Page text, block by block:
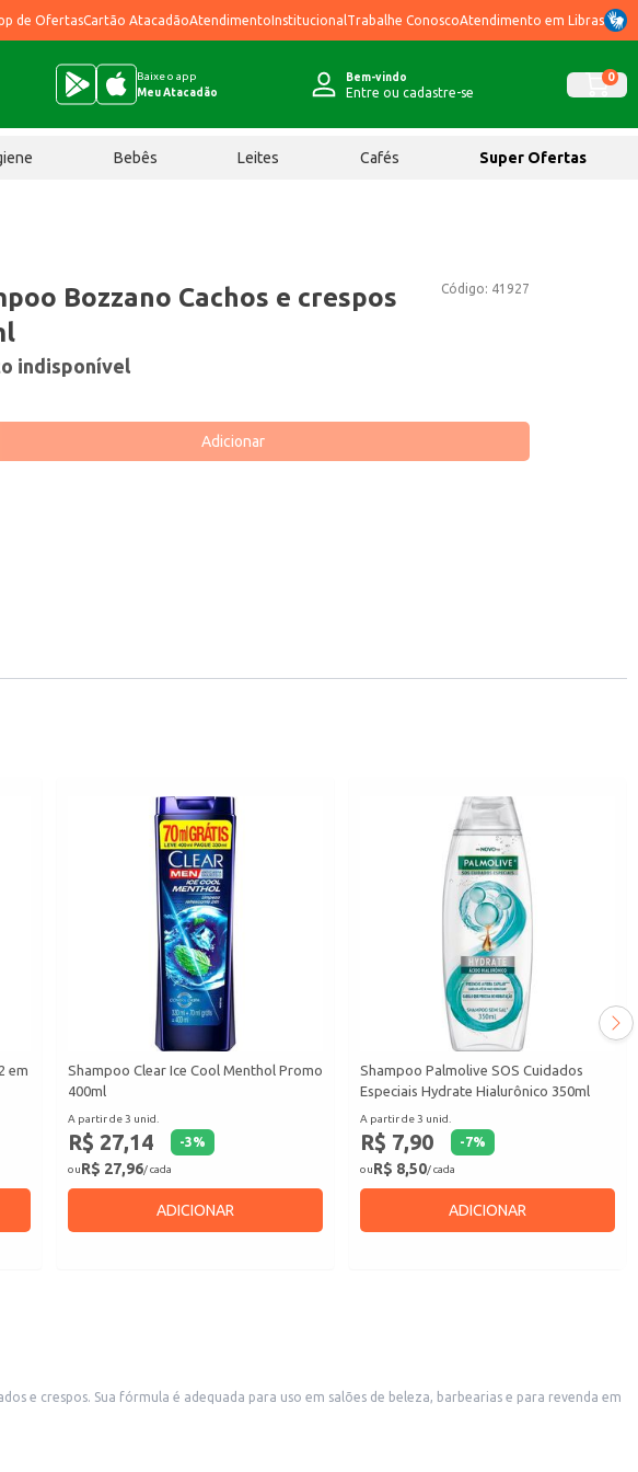
de OfertasCartão AtacadãoAtendimentoInstitucional Trabalhe ConoscoAtendimento em Libras
Baixe o app
Meu Atacadão
Bem-vindo
Entre ou cadastre-se
0
Bebês Leites Cafés Super Ofertas
Código: 41927
Bozzano Cachos e crespos
indisponível
Adicionar
em
Shampoo Clear Ice Cool Menthol Promo
400ml
A partir de 3 unid.
R$ 27,14 -3%
ouR$ 27,96/ cada
ADICIONAR
Shampoo Palmolive SOS Cuidados
Especiais Hydrate Hialurônico 350ml
A partir de 3 unid.
R$ 7,90 -7%
ouR$ 8,50/ cada
ADICIONAR
e para revenda em